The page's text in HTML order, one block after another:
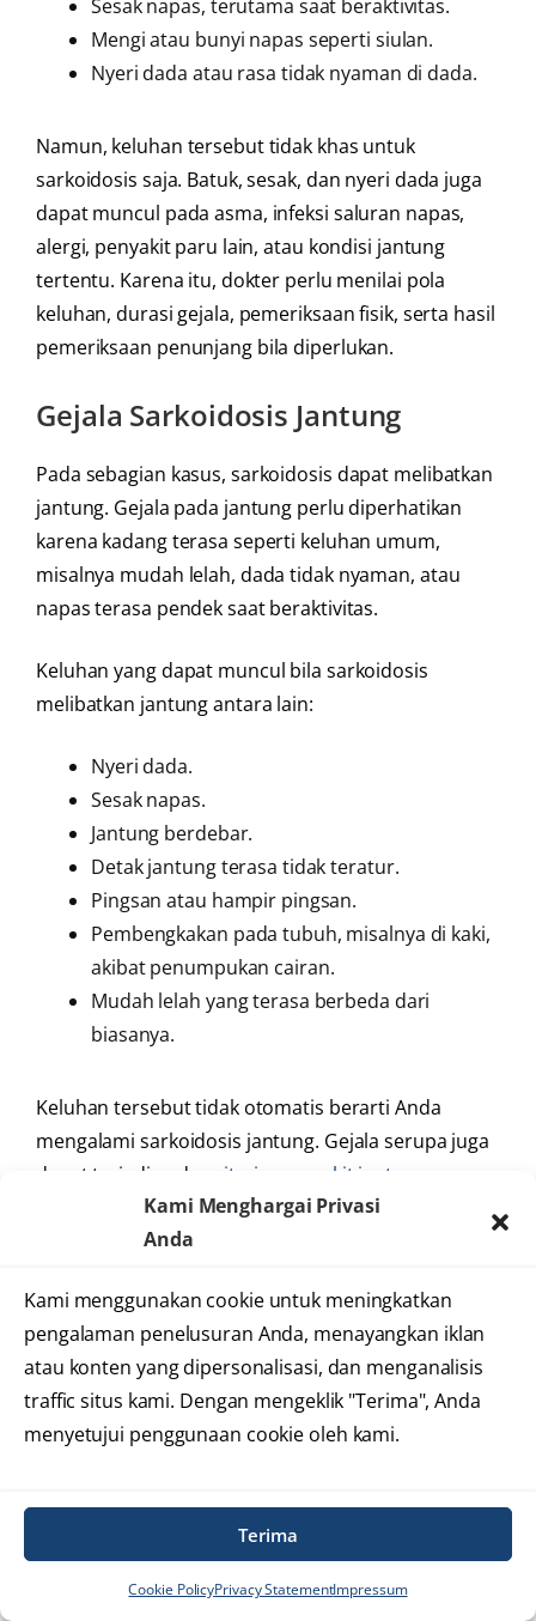
Kami Menghargai Privasi
Anda
Kami menggunakan cookie untuk meningkatkan
pengalaman penelusuran Anda, menayangkan iklan
atau konten yang dipersonalisasi, dan menganalisis
traffic situs kami. Dengan mengeklik "Terima", Anda
menyetujui penggunaan cookie oleh kami.
Terima
Cookie PolicyPrivacy StatementImpressum
Sesak napas, terutama saat beraktivitas.
Mengi atau bunyi napas seperti siulan.
Nyeri dada atau rasa tidak nyaman di dada.
Namun, keluhan tersebut tidak khas untuk
sarkoidosis saja. Batuk, sesak, dan nyeri dada juga
dapat muncul pada asma, infeksi saluran napas,
alergi, penyakit paru lain, atau kondisi jantung
tertentu. Karena itu, dokter perlu menilai pola
keluhan, durasi gejala, pemeriksaan fisik, serta hasil
pemeriksaan penunjang bila diperlukan.
Gejala Sarkoidosis Jantung
Pada sebagian kasus, sarkoidosis dapat melibatkan
jantung. Gejala pada jantung perlu diperhatikan
karena kadang terasa seperti keluhan umum,
misalnya mudah lelah, dada tidak nyaman, atau
napas terasa pendek saat beraktivitas.
Keluhan yang dapat muncul bila sarkoidosis
melibatkan jantung antara lain:
Nyeri dada.
Sesak napas.
Jantung berdebar.
Detak jantung terasa tidak teratur.
Pingsan atau hampir pingsan.
Pembengkakan pada tubuh, misalnya di kaki,
akibat penumpukan cairan.
Mudah lelah yang terasa berbeda dari
biasanya.
Keluhan tersebut tidak otomatis berarti Anda
mengalami sarkoidosis jantung. Gejala serupa juga
dapat terjadi pada
aritmia
penyakit jantung
gangguan katup jantung,gagal jantung
gangguan paru, anemia, kecemasan, atau kondisi
Namun, bila keluhan jantung muncul berulang,
makin sering, atau disertai pingsan, nyeri dada,
sesak napas, maupun mudah lelah yang tidak biasa,
sebaiknya lakukan evaluasi medis. Pemeriksaan
apakah keluhan tersebut berkaitan dengan
sarkoidosis, gangguan jantung lain, atau penyebab